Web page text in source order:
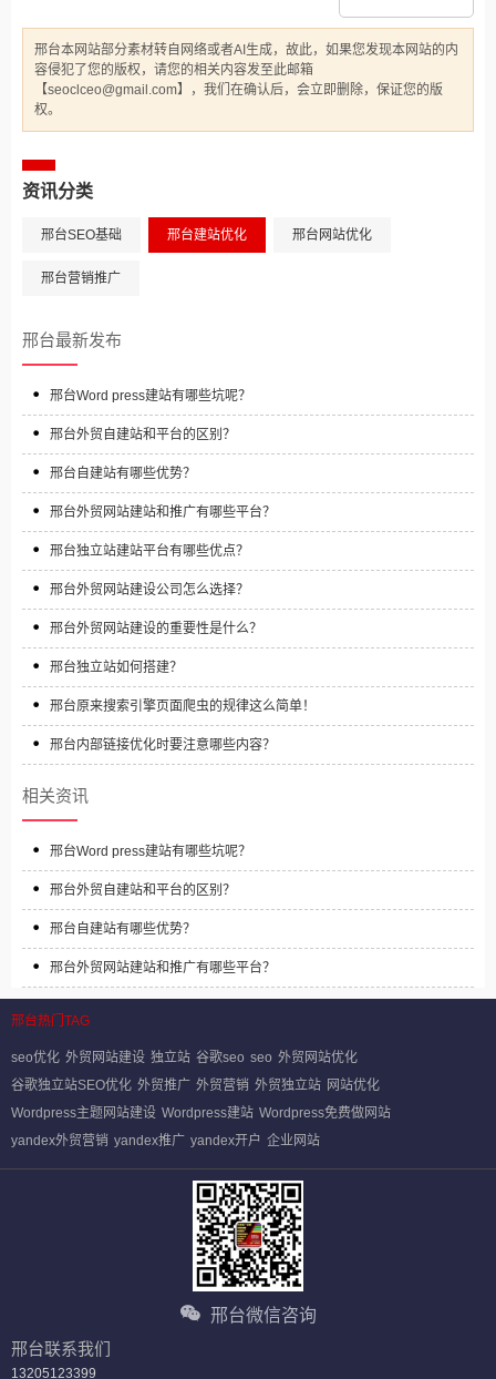
邢台本网站部分素材转自网络或者AI生成，故此，如果您发现本网站的内
容侵犯了您的版权，请您的相关内容发至此邮箱
【seoclceo@gmail.com】，我们在确认后，会立即删除，保证您的版
权。
资讯分类
邢台SEO基础 邢台建站优化 邢台网站优化
邢台营销推广
邢台最新发布
邢台Word press建站有哪些坑呢？
邢台外贸自建站和平台的区别？
邢台自建站有哪些优势？
邢台外贸网站建站和推广有哪些平台？
邢台独立站建站平台有哪些优点？
邢台外贸网站建设公司怎么选择？
邢台外贸网站建设的重要性是什么？
邢台独立站如何搭建？
邢台原来搜索引擎页面爬虫的规律这么简单！
邢台内部链接优化时要注意哪些内容？
相关资讯
邢台Word press建站有哪些坑呢？
邢台外贸自建站和平台的区别？
邢台自建站有哪些优势？
邢台外贸网站建站和推广有哪些平台？
邢台热门TAG
seo优化 外贸网站建设 独立站 谷歌seo seo 外贸网站优化
谷歌独立站SEO优化 外贸推广 外贸营销 外贸独立站 网站优化
Wordpress主题网站建设 Wordpress建站 Wordpress免费做网站
yandex外贸营销 yandex推广 yandex开户 企业网站
邢台微信咨询
邢台联系我们
13205123399